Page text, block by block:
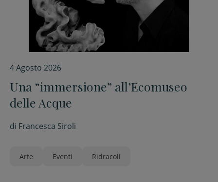
4 Agosto 2026
Una “immersione” all’Ecomuseo
delle Acque
di Francesca Siroli
Arte Eventi Ridracoli